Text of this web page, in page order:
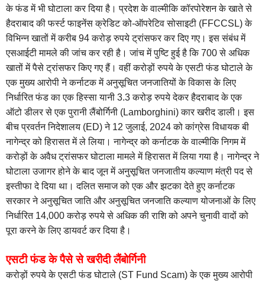
के फंड में भी घोटाला कर दिया है। प्रदेश के वाल्मीकि कॉरपोरेशन के खाते से
हैदराबाद की फर्स्ट फाइनेंस क्रेडिट को-ऑपरेटिव सोसाइटी (FFCCSL) के
विभिन्न खातों में करीब 94 करोड़ रुपये ट्रांसफर कर दिए गए। इस संबंध में
एसआईटी मामले की जांच कर रही है। जांच में पुष्टि हुई है कि 700 से अधिक
खातों में पैसे ट्रांसफर किए गए हैं। वहीं करोड़ों रुपये के एसटी फंड घोटाले के
एक मुख्य आरोपी ने कर्नाटक में अनुसूचित जनजातियों के विकास के लिए
निर्धारित फंड का एक हिस्सा यानी 3.3 करोड़ रुपये देकर हैदराबाद के एक
ऑटो डीलर से एक पुरानी लैंबोर्गिनी (Lamborghini) कार खरीद डाली। इस
बीच प्रवर्तन निदेशालय (ED) ने 12 जुलाई, 2024 को कांग्रेस विधायक बी
नागेन्द्र को हिरासत में ले लिया। नागेन्द्र को कर्नाटक के वाल्मीकि निगम में
करोड़ों के अवैध ट्रांसफर घोटाला मामले में हिरासत में लिया गया है। नागेन्द्र ने
घोटाला उजागर होने के बाद जून में अनुसूचित जनजातीय कल्याण मंत्री पद से
इस्तीफा दे दिया था। दलित समाज को एक और झटका देते हुए कर्नाटक
सरकार ने अनुसूचित जाति और अनुसूचित जनजाति कल्याण योजनाओं के लिए
निर्धारित 14,000 करोड़ रुपये से अधिक की राशि को अपने चुनावी वादों को
पूरा करने के लिए डायवर्ट कर दिया है।
एसटी फंड के पैसे से खरीदी लैंबोर्गिनी
करोड़ों रुपये के एसटी फंड घोटाले (ST Fund Scam) के एक मुख्य आरोपी